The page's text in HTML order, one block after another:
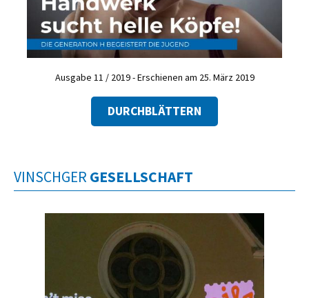
Ausgabe 11 / 2019 - Erschienen am 25. März 2019
DURCHBLÄTTERN
VINSCHGER GESELLSCHAFT